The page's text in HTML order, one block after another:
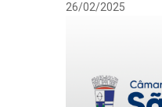
26/02/2025